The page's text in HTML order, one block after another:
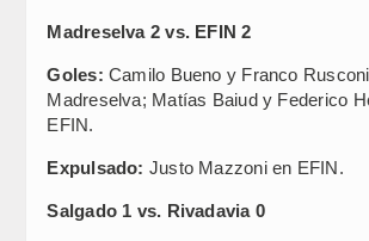
Madreselva 2 vs. EFIN 2
Goles: Camilo Bueno y Franco
Madreselva; Matías Baiud y Federico
EFIN.
Expulsado: Justo Mazzoni en EFIN.
Salgado 1 vs. Rivadavia 0